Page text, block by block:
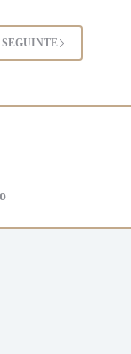
SEGUINTE